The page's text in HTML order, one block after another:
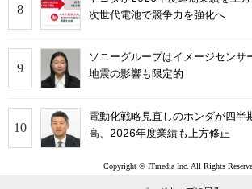
次世代電池で競争力を強化へ
ソニーグループはイメージセンサ
地震の影響も限定的
電動化戦略見直しのホンダが四半
高、2026年度業績も上方修正
Copyright © ITmedia Inc. All Rights